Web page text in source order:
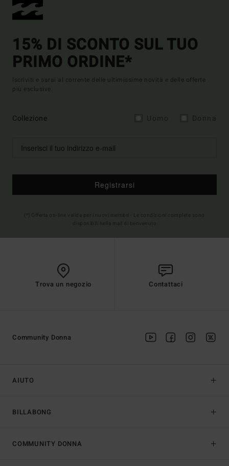
15% DI SCONTO SUL TUO
PRIMO ORDINE*
Iscriviti e sarai al corrente delle ultimissime novità e delle offerte
più esclusive.
Collezione
Registrarsi
Trova un negozio Contattaci
AIUTO
BILLABONG
Community Donna
COMMUNITY DONNA